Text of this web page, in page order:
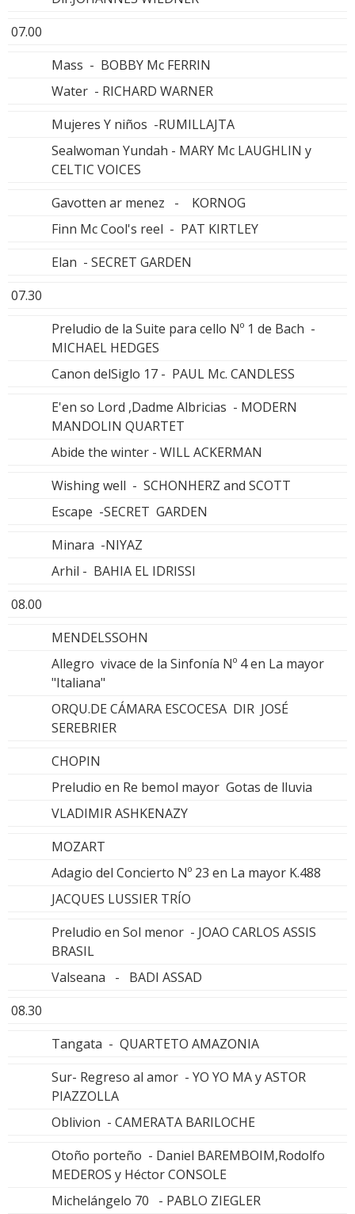
07.00
Mass - BOBBY Mc FERRIN
Water - RICHARD WARNER
Mujeres Y niños -RUMILLAJTA
Sealwoman Yundah - MARY Mc LAUGHLIN y
CELTIC VOICES
Gavotten ar menez - KORNOG
Finn Mc Cool's reel - PAT KIRTLEY
Elan - SECRET GARDEN
07.30
Preludio de la Suite para cello Nº 1 de Bach -
MICHAEL HEDGES
Canon delSiglo 17 - PAUL Mc. CANDLESS
E'en so Lord ,Dadme Albricias - MODERN
MANDOLIN QUARTET
Abide the winter - WILL ACKERMAN
Wishing well - SCHONHERZ and SCOTT
Escape -SECRET GARDEN
Minara -NIYAZ
Arhil - BAHIA EL IDRISSI
08.00
MENDELSSOHN
Allegro vivace de la Sinfonía Nº 4 en La mayor
"Italiana"
ORQU.DE CÁMARA ESCOCESA DIR JOSÉ
SEREBRIER
CHOPIN
Preludio en Re bemol mayor Gotas de lluvia
VLADIMIR ASHKENAZY
MOZART
Adagio del Concierto Nº 23 en La mayor K.488
JACQUES LUSSIER TRÍO
Preludio en Sol menor - JOAO CARLOS ASSIS
BRASIL
Valseana - BADI ASSAD
08.30
Tangata - QUARTETO AMAZONIA
Sur- Regreso al amor - YO YO MA y ASTOR
PIAZZOLLA
Oblivion - CAMERATA BARILOCHE
Otoño porteño - Daniel BAREMBOIM,Rodolfo
MEDEROS y Héctor CONSOLE
Michelángelo 70 - PABLO ZIEGLER